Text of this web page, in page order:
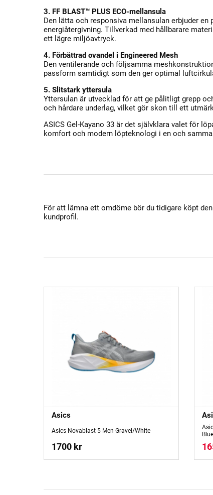
3. FF BLAST™ PLUS ECO-mellansula
Den lätta och responsiva mellansulan erbjuder
energiåtergivning. Tillverkad med hållbarare
ett lägre miljöavtryck.
4. Förbättrad ovandel i Engineered Mesh
Den ventilerande och följsamma
passform samtidigt som den ger optimal
5. Slitstark yttersula
Yttersulan är utvecklad för att ge pålitligt grepp
och hårdare underlag, vilket gör skon till ett
ASICS Gel-Kayano 33 är det självklara valet för
komfort och modern löpteknologi i en och
För att lämna ett omdöme bör du tidigare köpt
kundprofil.
Asics
Asics Novablast 5 Men Gravel/White
1700 kr